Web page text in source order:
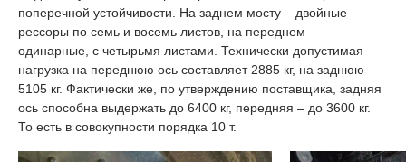
поперечной устойчивости. На заднем мосту – двойные
рессоры по семь и восемь листов, на переднем –
одинарные, с четырьмя листами. Технически допустимая
нагрузка на переднюю ось составляет 2885 кг, на заднюю –
5105 кг. Фактически же, по утверждению поставщика, задняя
ось способна выдержать до 6400 кг, передняя – до 3600 кг.
То есть в совокупности порядка 10 т.